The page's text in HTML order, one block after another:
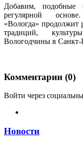
Добавим, подобные
регулярной
«Вологда»
традиций,
Вологодчины в Санкт-
Комментарии (0)
Войти через
Новости